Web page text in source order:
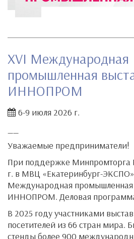
XVI Международная
промышленная
ИННОПРОМ
6-9 июля 2026 г.
Уважаемые предприниматели!
При поддержке Минпромторга
г. в МВЦ «Екатеринбург-ЭКСПО»
Международная промышленная
ИННОПРОМ. Деловая
В 2025 году участниками
посетителей из 66 стран мира.
стенды более 900